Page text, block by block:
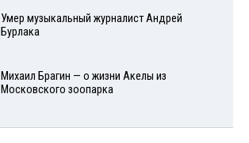
Умер музыкальный журналист Андрей
Бурлака
Михаил Брагин — о жизни Акелы из
Московского зоопарка